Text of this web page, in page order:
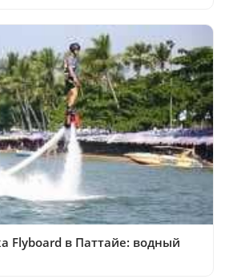
Flyboard в Паттайе: водный